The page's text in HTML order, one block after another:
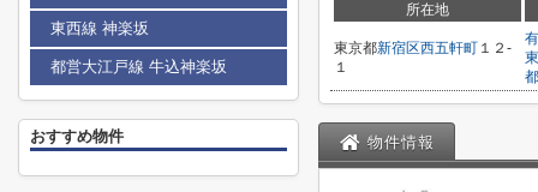
所在地
東京都新宿区西五軒町 １２-
１
物件情報
東西線 神楽坂
都営大江戸線 牛込神楽坂
おすすめ物件